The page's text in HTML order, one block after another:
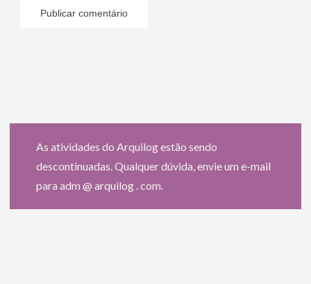
As atividades do Arquilog estão sendo
descontinuadas. Qualquer dúvida, envie um e-mail
para adm @ arquilog . com.